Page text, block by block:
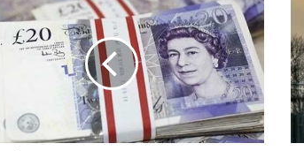
صرف
الجنيه
الإسترليني
مقابل
أبرز
العملات
العربية
والعالمية